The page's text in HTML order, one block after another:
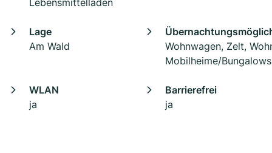
Lebensmittelladen
Lage
Am Wald
Wohnwagen, Zelt,
Mobilheime/Bungalows
WLAN
ja
Barrierefrei
ja